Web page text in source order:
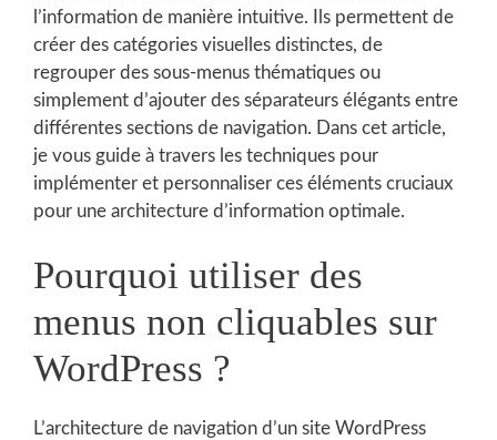
l’information de manière intuitive. Ils permettent de
créer des catégories visuelles distinctes, de
regrouper des sous-menus thématiques ou
simplement d’ajouter des séparateurs élégants entre
différentes sections de navigation. Dans cet article,
je vous guide à travers les techniques pour
implémenter et personnaliser ces éléments cruciaux
pour une architecture d’information optimale.
Pourquoi utiliser des
menus non cliquables sur
WordPress ?
L’architecture de navigation d’un site WordPress